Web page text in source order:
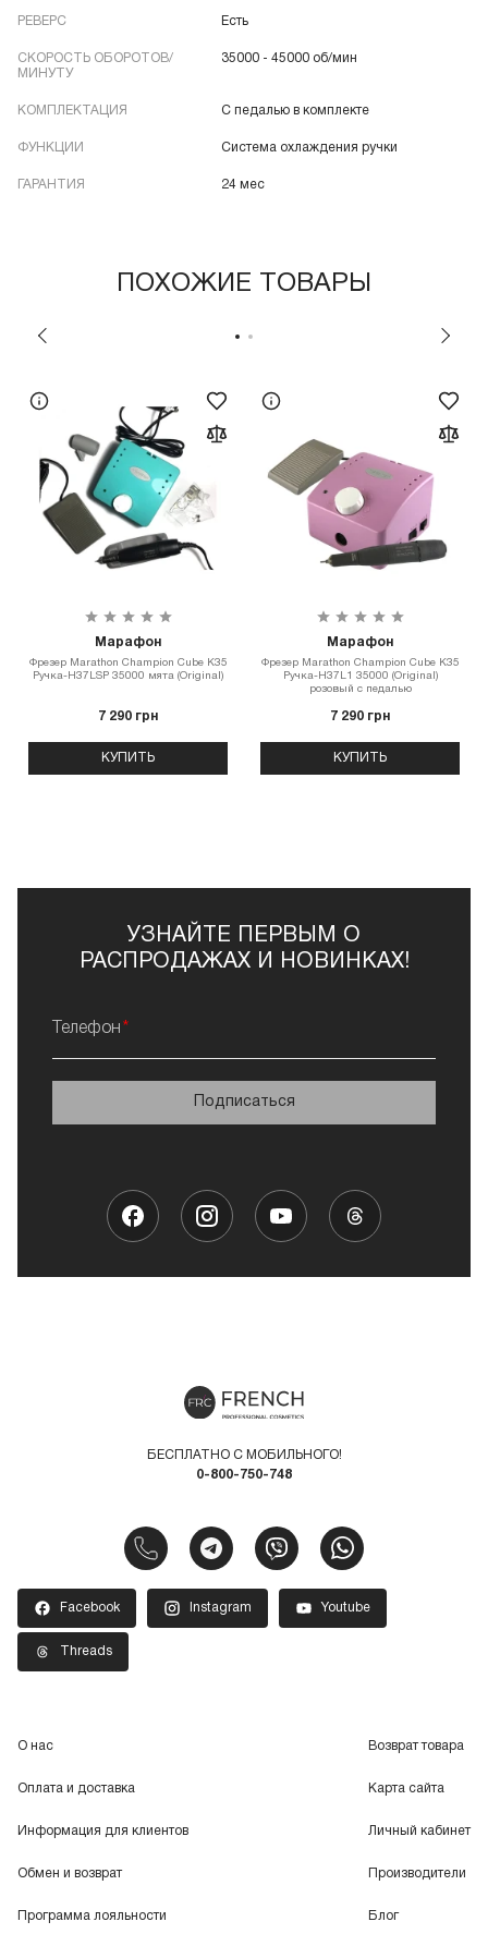
РЕВЕРС Есть
СКОРОСТЬ ОБОРОТОВ/
МИНУТУ
35000 - 45000 об/мин
КОМПЛЕКТАЦИЯ С педалью в комплекте
ФУНКЦИИ Система охлаждения ручки
ГАРАНТИЯ 24 мес
ПОХОЖИЕ ТОВАРЫ
Марафон
Фрезер Marathon Champion Cube K35
Ручка-H37LSP 35000 мята (Original)
7 290 грн
КУПИТЬ
Марафон
Фрезер Marathon Champion Cube K35
Ручка-H37L1 35000 (Original)
розовый с педалью
7 290 грн
КУПИТЬ
УЗНАЙТЕ ПЕРВЫМ О
РАСПРОДАЖАХ И НОВИНКАХ!
Телефон
Подписаться
БЕСПЛАТНО С МОБИЛЬНОГО!
0-800-750-748
Facebook Instagram Youtube
Threads
О нас
Оплата и доставка
Информация для клиентов
Обмен и возврат
Программа лояльности
Возврат товара
Карта сайта
Личный кабинет
Производители
Блог